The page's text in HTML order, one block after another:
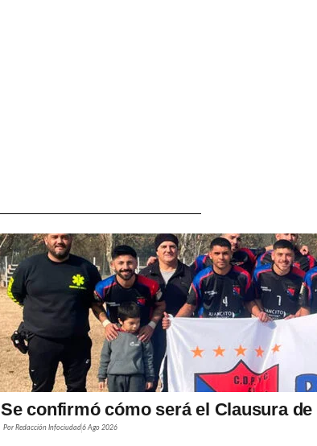
Se confirmó cómo será el Clausura
Por Redacción Infociudad6 Ago 2026